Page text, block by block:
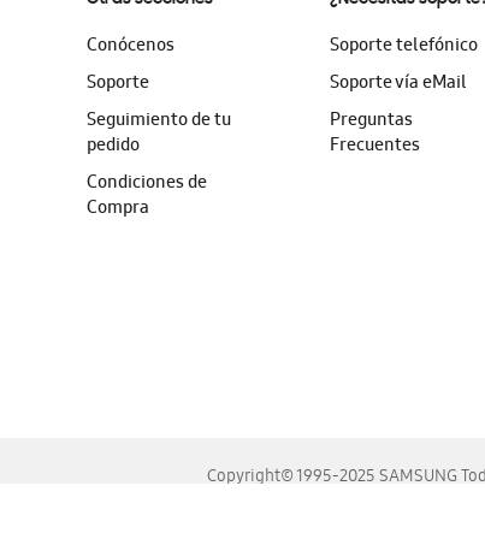
Conócenos
Soporte
Seguimiento de tu
pedido
Condiciones de
Compra
Soporte telefónico
Soporte vía eMail
Preguntas
Frecuentes
Copyright© 1995-2025 SAMSUNG